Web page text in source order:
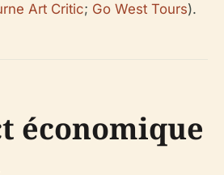
Art Critic; Go West Tours).
économique